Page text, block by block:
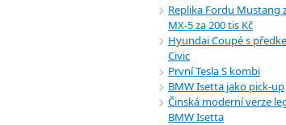
Replika Fordu Mustang
MX-5 za 200 tis Kč
Hyundai Coupé s
Civic
První Tesla S kombi
BMW Isetta jako pick-up
Činská moderní verze
BMW Isetta